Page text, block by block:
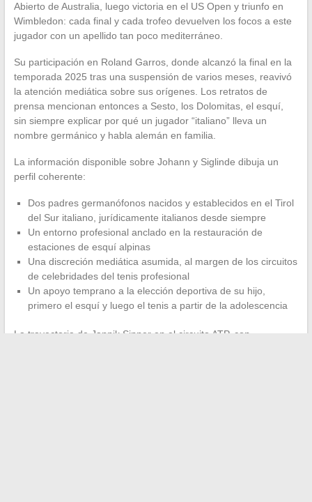
Abierto de Australia, luego victoria en el US Open y triunfo en
Wimbledon: cada final y cada trofeo devuelven los focos a este
jugador con un apellido tan poco mediterráneo.
Su participación en Roland Garros, donde alcanzó la final en la
temporada 2025 tras una suspensión de varios meses, reavivó
la atención mediática sobre sus orígenes. Los retratos de
prensa mencionan entonces a Sesto, los Dolomitas, el esquí,
sin siempre explicar por qué un jugador “italiano” lleva un
nombre germánico y habla alemán en familia.
La información disponible sobre Johann y Siglinde dibuja un
perfil coherente:
Dos padres germanófonos nacidos y establecidos en el Tirol
del Sur italiano, jurídicamente italianos desde siempre
Un entorno profesional anclado en la restauración de
estaciones de esquí alpinas
Una discreción mediática asumida, al margen de los circuitos
de celebridades del tenis profesional
Un apoyo temprano a la elección deportiva de su hijo,
primero el esquí y luego el tenis a partir de la adolescencia
La trayectoria de Jannik Sinner en el circuito ATP, con